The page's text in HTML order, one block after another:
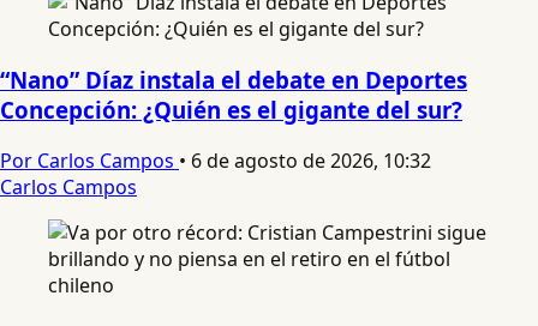
“Nano” Díaz instala el debate en Deportes
Concepción: ¿Quién es el gigante del sur?
Por Carlos Campos • 6 de agosto de 2026, 10:32
Carlos Campos